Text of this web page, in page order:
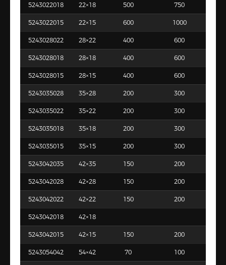
5243022018 22×18 500 750
5243022015 22×15 600 1000
5243028022 28×22 400 600
5243028018 28×18 400 600
5243028015 28×15 400 600
5243035028 35×28 200 300
5243035022 35×22 200 300
5243035018 35×18 200 300
5243035015 35×15 200 300
5243042035 42×35 150 200
5243042028 42×28 150 200
5243042022 42×22 150 200
5243042018 42×18
5243042015 42×15 150 200
5243054042 54×42 70 100